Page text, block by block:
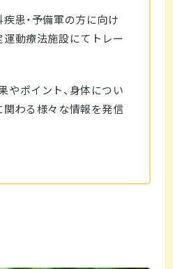
患・予備軍の方に向け
運動療法施設にてトレー
やポイント、身体につい
関わる様々な情報を発信